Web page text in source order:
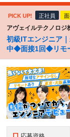
PICK UP! 正社員
アヴェイルテクノロジ
初級ITエンジニア
中◆面接1回◆リモ